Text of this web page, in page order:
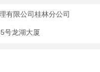
有限公司桂林分公司
号龙湖大厦